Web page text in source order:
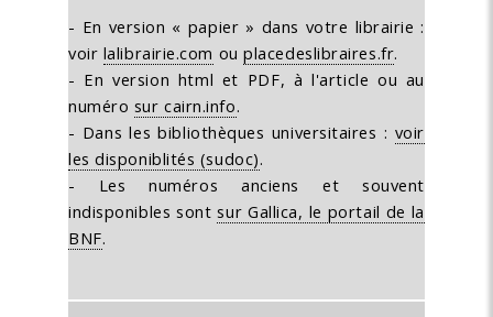
- En version « papier » dans votre librairie :
voir lalibrairie.com ouplacedeslibraires.fr.
- En version html et PDF, à l'article ou au
numéro sur cairn.info.
- Dans les bibliothèques universitaires : voir
les disponiblités (sudoc).
- Les numéros anciens et souvent
indisponibles sontsur Gallica, le portail de la
BNF.